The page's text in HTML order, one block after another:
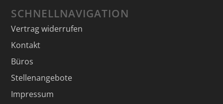
SCHNELLNAVIGATION
Vertrag widerrufen
Kontakt
Büros
Stellenangebote
Impressum